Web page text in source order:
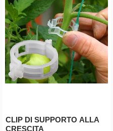
CLIP DI SUPPORTO ALLA
CRESCITA